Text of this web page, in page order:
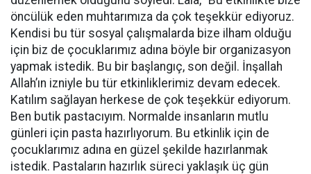
öncülük eden muhtarımıza da çok teşekkür ediyoruz.
Kendisi bu tür sosyal çalışmalarda bize ilham olduğu
için biz de çocuklarımız adına böyle bir organizasyon
yapmak istedik. Bu bir başlangıç, son değil. İnşallah
Allah’ın izniyle bu tür etkinliklerimiz devam edecek.
Katılım sağlayan herkese de çok teşekkür ediyorum.
Ben butik pastacıyım. Normalde insanların mutlu
günleri için pasta hazırlıyorum. Bu etkinlik için de
çocuklarımız adına en güzel şekilde hazırlanmak
istedik. Pastaların hazırlık süreci yaklaşık üç gün